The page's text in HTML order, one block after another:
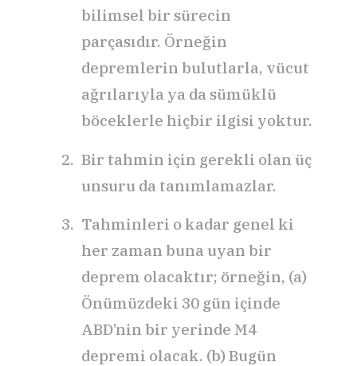
bilimsel bir sürecin
parçasıdır. Örneğin
depremlerin bulutlarla, vücut
ağrılarıyla ya da sümüklü
böceklerle hiçbir ilgisi yoktur.
Bir tahmin için gerekli olan üç
unsuru da tanımlamazlar.
Tahminleri o kadar genel ki
her zaman buna uyan bir
deprem olacaktır; örneğin, (a)
Önümüzdeki 30 gün içinde
ABD’nin bir yerinde M4
depremi olacak. (b) Bugün